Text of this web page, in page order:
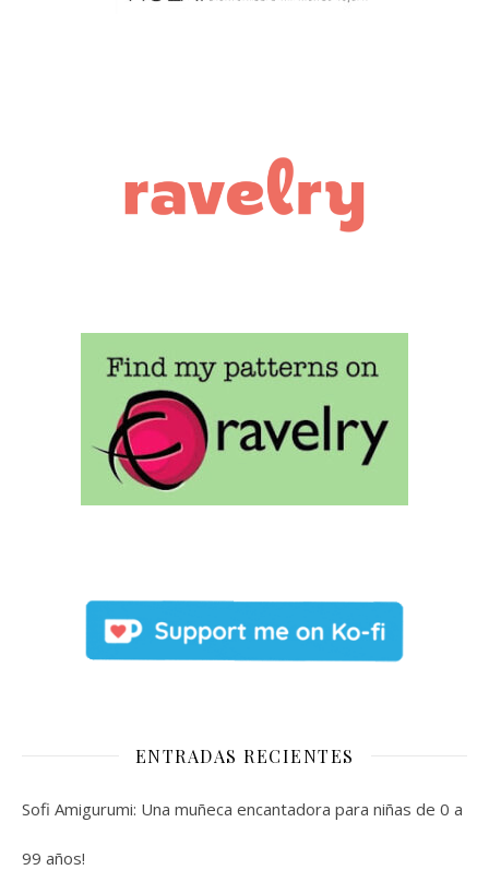
ENTRADAS RECIENTES
Sofi Amigurumi: Una muñeca encantadora para niñas de 0 a
99 años!